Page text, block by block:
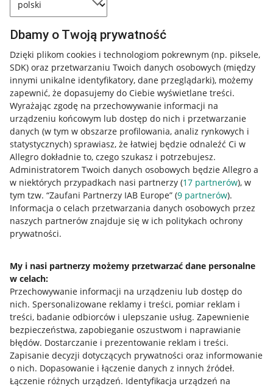
Dbamy o Twoją prywatność
Dzięki plikom cookies i technologiom pokrewnym (np. piksele,
SDK) oraz przetwarzaniu Twoich danych osobowych (między
innymi unikalne identyfikatory, dane przeglądarki), możemy
zapewnić, że dopasujemy do Ciebie wyświetlane treści.
Wyrażając zgodę na przechowywanie informacji na
urządzeniu końcowym lub dostęp do nich i przetwarzanie
danych (w tym w obszarze profilowania, analiz rynkowych i
statystycznych) sprawiasz, że łatwiej będzie odnaleźć Ci w
Allegro dokładnie to, czego szukasz i potrzebujesz.
Administratorem Twoich danych osobowych będzie Allegro a
w niektórych przypadkach nasi partnerzy (17 partnerów), w
tym tzw. “Zaufani Partnerzy IAB Europe” (9 partnerów).
Informacja o celach przetwarzania danych osobowych przez
naszych partnerów znajduje się w ich politykach ochrony
prywatności.
My i nasi partnerzy możemy przetwarzać dane personalne
w celach:
Przechowywanie informacji na urządzeniu lub dostęp do
nich. Spersonalizowane reklamy i treści, pomiar reklam i
treści, badanie odbiorców i ulepszanie usług. Zapewnienie
bezpieczeństwa, zapobieganie oszustwom i naprawianie
błędów. Dostarczanie i prezentowanie reklam i treści.
Zapisanie decyzji dotyczących prywatności oraz informowanie
o nich. Dopasowanie i łączenie danych z innych źródeł.
Łączenie różnych urządzeń. Identyfikacja urządzeń na
Przydatne informacje
Jak to działa
Napisz do nas
Allegro Gadane dla sprzedających
Mapa miejscowości
Informacje prawne
Regulamin
Polityka plików "cookies"
Ustawienia plików "cookies"